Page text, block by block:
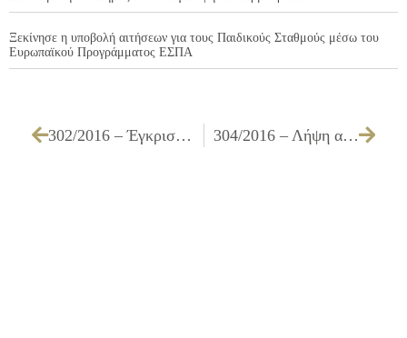
Ξεκίνησε η υποβολή αιτήσεων για τους Παιδικούς Σταθμούς μέσω του
Ευρωπαϊκού Προγράμματος ΕΣΠΑ
302/2016 – Έγκριση διενέργειας, διάθεσης ποσού 1.550,00 € συμπεριλαμβανομένου ΦΠΑ 24% και καθορισμός τρόπου εκτέλεσης εκδήλωσης ευαισθητοποίησης στο πλαίσιο λειτουργίας της Δημοτικής Επιτροπής Ισότητας, που θα πραγματοποιηθεί στις 14.09.2016 στο θέατρο του Πάρκου «Αντώνης Τρίτσης» 304/2016 – Λήψη απόφασης για υλοτομία ή μη δένδρων σε διάφορα σημεία του Δήμου μας